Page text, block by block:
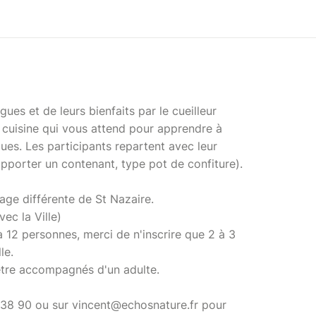
et de leurs bienfaits par le cueilleur
qui vous attend pour apprendre à
Les participants repartent avec leur
un contenant, type pot de confiture).
différente de St Nazaire.
la Ville)
12 personnes, merci de n'inscrire que 2 à 3
accompagnés d'un adulte.
90 ou sur vincent@echosnature.fr pour